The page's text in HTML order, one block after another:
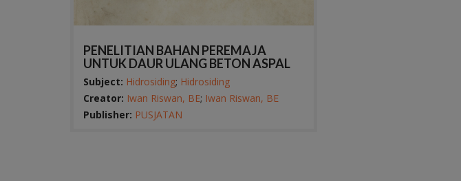
PENELITIAN BAHAN PEREMAJA
UNTUK DAUR ULANG BETON ASPAL
Subject: Hidrosiding; Hidrosiding
Creator: Iwan Riswan, BE; Iwan Riswan, BE
Publisher: PUSJATAN